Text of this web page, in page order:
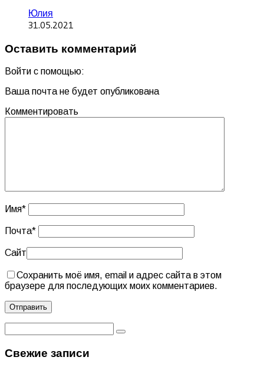
Юлия
31.05.2021
Оставить комментарий
Войти с помощью:
Ваша почта не будет опубликована
Комментировать
Имя*
Почта*
Сайт
Сохранить моё имя, email и адрес сайта в этом
браузере для последующих моих комментариев.
Свежие записи